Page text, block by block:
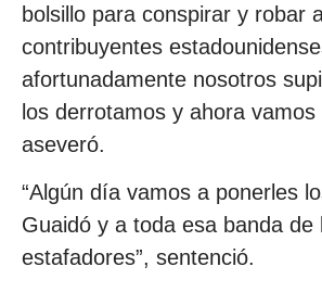
bolsillo para conspirar y robar
contribuyentes
afortunadamente nosotros
los derrotamos y ahora vamos
aseveró.
“Algún día vamos a ponerles
Guaidó y a toda esa banda de
estafadores”, sentenció.